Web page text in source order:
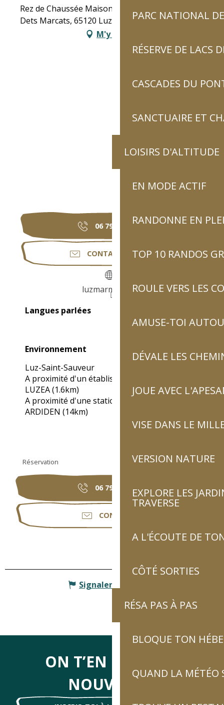
PARC NATIONAL
RÉSERVE DE LACS
CASCADES DU
SANCTUAIRE ET
LOISIRS D'ALTITUDE
EN MODE ACTIF
RANDONNE EN
TOP 10 RANDOS
ROULE VERS LES
AMUSE-TOI
DÉVALE LES
JOUE AVEC
VISE DANS LE
VERSION NATURE
EXPLORE LES
TRAVERSE
A L'ÉCOUTE DE
CÔTÉ SORTIES
RÉSA PAS À PAS
BLOQUE TON
QUAND LA MÉTÉO
Rez de Chaussée Maison "Les Marmottes", 7 rue
Dets Marcats, 65120 Luz-Saint-Sauveur
M'y rendre
06 79 80 21▒▒
CONTACTEZ-NOUS
luzmarmottes.fr
Langues parlées
Langues parlées
Environnement
Environnement
Luz-Saint-Sauveur
A proximité d'un établissement thermal :
LUZEA(1.6km)
A proximité d'une station de ski :
ARDIDEN (14km)
Réservation
06 79 80 21▒▒
CONTACTER
Signaler une erreur
ON T’EN DIRA DES
NOUVELLES